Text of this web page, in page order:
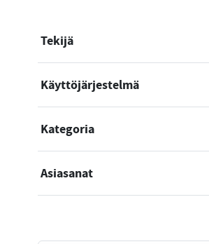
Tekijä
Käyttöjärjestelmä
Kategoria
Asiasanat